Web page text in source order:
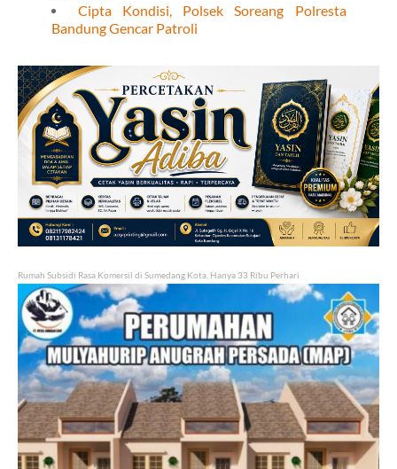
Cipta Kondisi, Polsek Soreang Polresta
Bandung Gencar Patroli
Rumah Subsidi Rasa Komersil di Sumedang Kota, Hanya 33 Ribu Perhari